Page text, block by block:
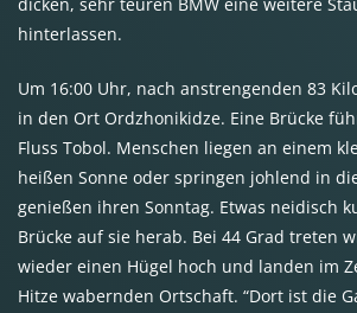
dicken, sehr teuren BMW eine weitere
hinterlassen.
Um 16:00 Uhr, nach anstrengenden 83
in den Ort Ordzhonikidze. Eine Brücke
Fluss Tobol. Menschen liegen an einem
heißen Sonne oder springen johlend in
genießen ihren Sonntag. Etwas neidisch
Brücke auf sie herab. Bei 44 Grad treten
wieder einen Hügel hoch und landen im
Hitze wabernden Ortschaft. “Dort ist die